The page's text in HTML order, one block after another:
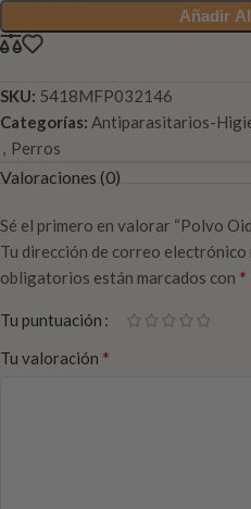
Añadir
SKU: 5418MFP032146
Categorías: Antiparasitarios-
, Perros
Valoraciones (0)
Sé el primero en valorar “Polvo
Tu dirección de correo electrónico
obligatorios están marcados con *
Tu puntuación
Tu valoración *